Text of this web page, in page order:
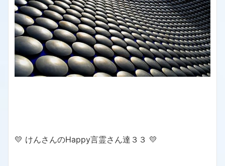
💛 けんさんのHappy言霊さん達３３ 💛